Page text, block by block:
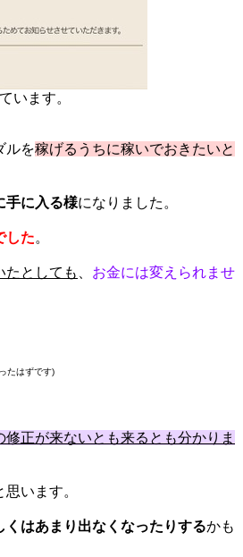
います。
ルを稼げるうちに稼いでおきたいと
手に入る様になりました。
した。
たとしても
お金には変えられませ
たはずです)
修正が来ないとも来るとも分かりま
思います。
くはあまり出なくなったりするかも